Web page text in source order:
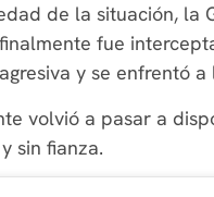
de la situación, la
fue
y se enfrentó
volvió a pasar a
sin fianza.